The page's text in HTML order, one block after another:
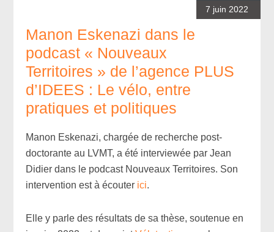
7 juin 2022
Manon Eskenazi dans le
podcast « Nouveaux
Territoires » de l’agence PLUS
d’IDEES : Le vélo, entre
pratiques et politiques
Manon Eskenazi, chargée de recherche post-
doctorante au LVMT, a été interviewée par Jean
Didier dans le podcast Nouveaux Territoires. Son
intervention est à écouter ici.
Elle y parle des résultats de sa thèse, soutenue en